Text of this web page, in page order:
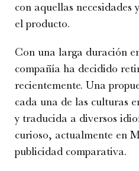
con aquellas necesidades
el producto.
Con una larga duración
compañía ha decidido
recientemente. Una
cada una de las culturas
y traducida a diversos
curioso, actualmente en
publicidad comparativa.